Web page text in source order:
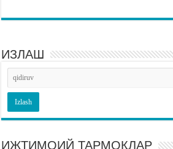
ИЗЛАШ
ИЖТИМОИЙ ТАРМОҚЛАР